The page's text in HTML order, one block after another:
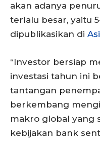
akan adanya
terlalu besar, yaitu
dipublikasikan di
“Investor bersiap
investasi tahun ini
tantangan
berkembang
makro global yang
kebijakan bank